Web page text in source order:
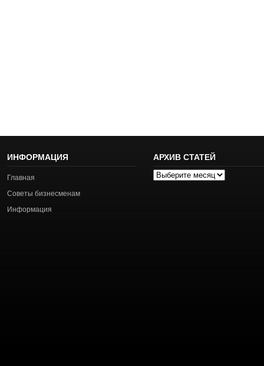
ИНФОРМАЦИЯ
Главная
Советы бизнесменам
Информация
АРХИВ СТАТЕЙ
Архив